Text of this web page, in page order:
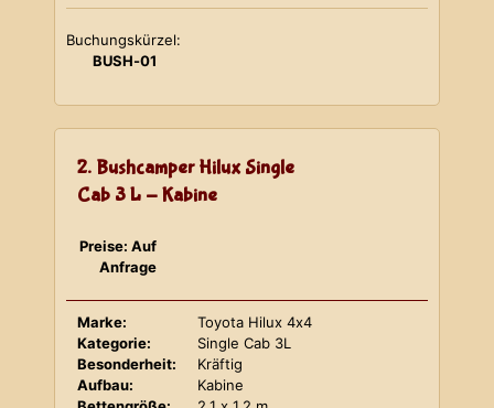
Buchungskürzel:
BUSH-01
2. Bushcamper Hilux Single
Cab 3 L - Kabine
Preise: Auf
Anfrage
Marke:
Toyota Hilux 4x4
Kategorie:
Single Cab 3L
Besonderheit:
Kräftig
Aufbau:
Kabine